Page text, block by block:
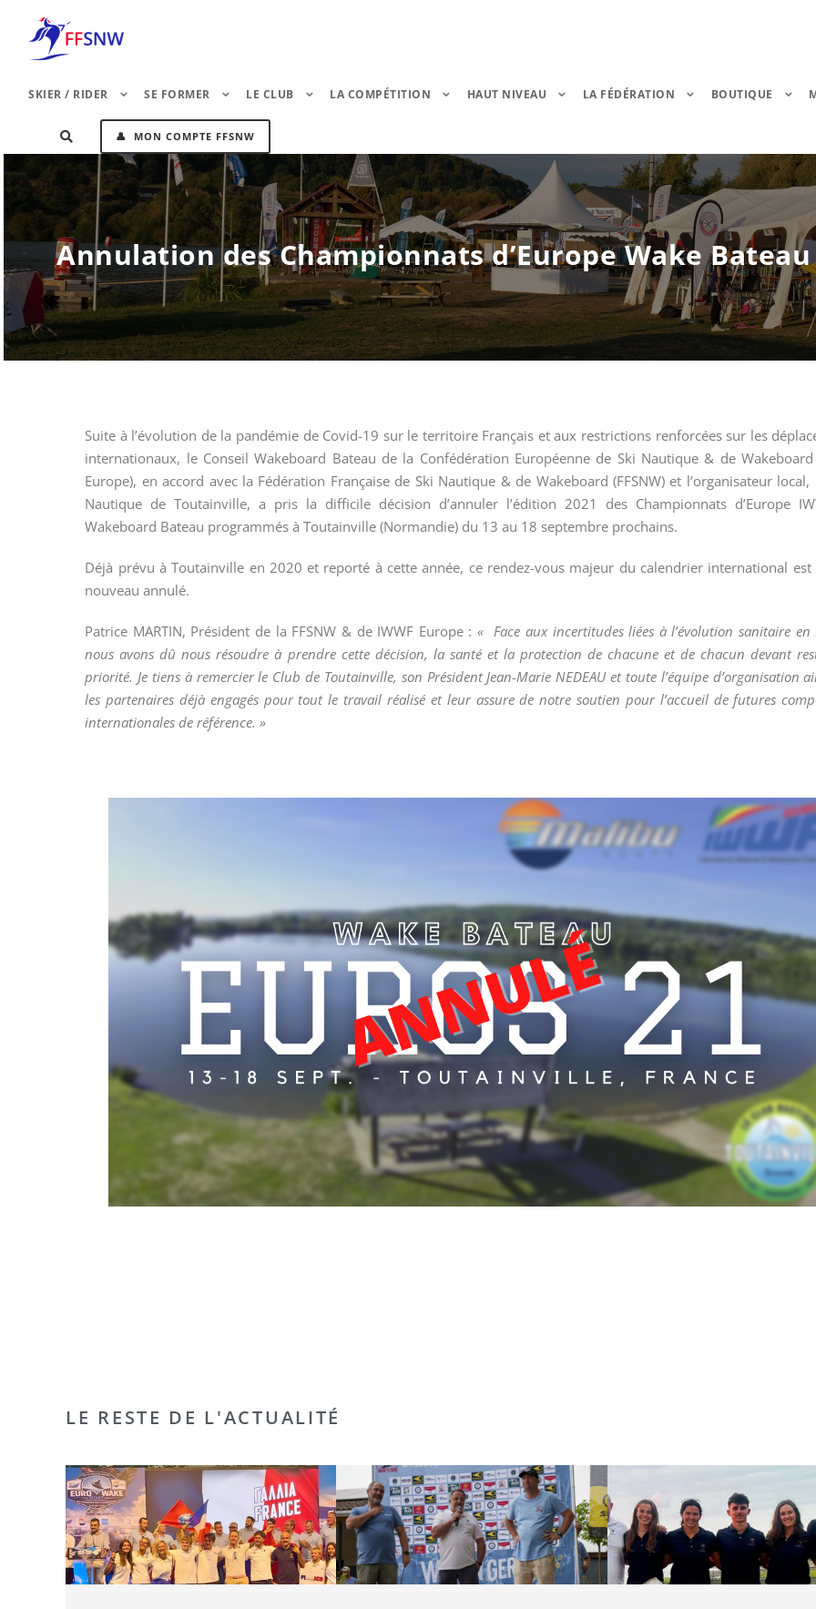
SKIER / RIDER SE FORMER LE CLUB LA COMPÉTITION HAUT NIVEAU LA FÉDÉRATION BOUTIQUE
👤 MON COMPTE FFSNW
Annulation des Championnats d’Europe Wake
Suite à l’évolution de la pandémie de Covid-19 sur le territoire Français et aux restrictions renforcées sur les
internationaux, le Conseil Wakeboard Bateau de la Confédération Européenne de Ski Nautique & de Wakeboard
Europe), en accord avec la Fédération Française de Ski Nautique & de Wakeboard (FFSNW) et l’organisateur local,
Nautique de Toutainville, a pris la difficile décision d’annuler l’édition 2021 des Championnats d’Europe
Wakeboard Bateau programmés à Toutainville (Normandie) du 13 au 18 septembre prochains.
Déjà prévu à Toutainville en 2020 et reporté à cette année, ce rendez-vous majeur du calendrier international est
nouveau annulé.
Patrice MARTIN, Président de la FFSNW & de IWWF Europe :« Face aux incertitudes liées à l’évolution sanitaire en
nous avons dû nous résoudre à prendre cette décision, la santé et la protection de chacune et de chacun devant
priorité. Je tiens à remercier le Club de Toutainville, son Président Jean-Marie NEDEAU et toute l’équipe d’organisation
les partenaires déjà engagés pour tout le travail réalisé et leur assure de notre soutien pour l’accueil de futures
internationales de référence. »
LE RESTE DE L'ACTUALITÉ